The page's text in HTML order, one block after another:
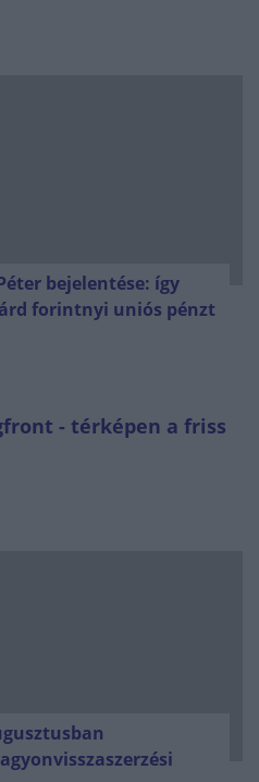
bejelentése: így
forintnyi uniós pénzt
- térképen a friss